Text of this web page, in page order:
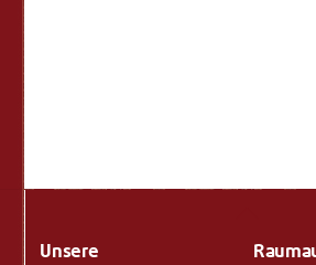
Top
Unsere